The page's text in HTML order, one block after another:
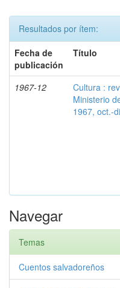
Resultados por ítem:
Fecha de
publicación
Título
1967-12
Cultura :
Ministerio
1967, oct.-
Navegar
Temas
Cuentos salvadoreños